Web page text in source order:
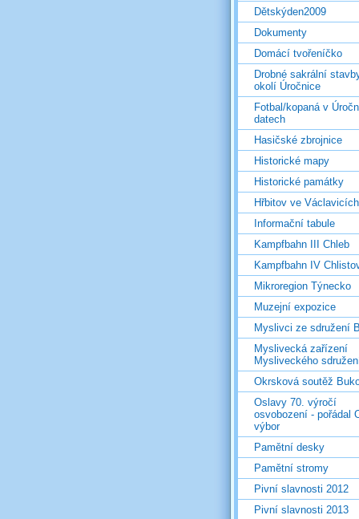
Dětskýden2009
Dokumenty
Domácí tvořeníčko
Drobné sakrální
okolí Úročnice
Fotbal/kopaná v
datech
Hasičské zbrojnice
Historické mapy
Historické památky
Hřbitov ve Václavicích
Informační tabule
Kampfbahn III Chleb
Kampfbahn IV
Mikroregion Týnecko
Muzejní expozice
Myslivci ze sdružení
Myslivecká zařízení
Mysliveckého
Okrsková soutěž
Oslavy 70. výročí
osvobození - pořádal
výbor
Pamětní desky
Pamětní stromy
Pivní slavnosti 2012
Pivní slavnosti 2013